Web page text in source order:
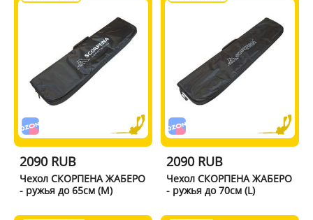
2090 RUB
Чехол СКОРПЕНА ЖАБЕРО
- ружья до 65см (M)
2090 RUB
Чехол СКОРПЕНА ЖАБЕРО
- ружья до 70см (L)